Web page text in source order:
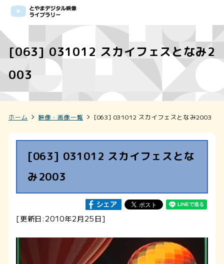
[063] 031012 スカイフェスとなみ2
003
ホーム 映像・画像一覧 [063] 031012 スカイフェスとなみ2003
[063] 031012 スカイフェスとな
み2003
[更新日:2010年2月25日]